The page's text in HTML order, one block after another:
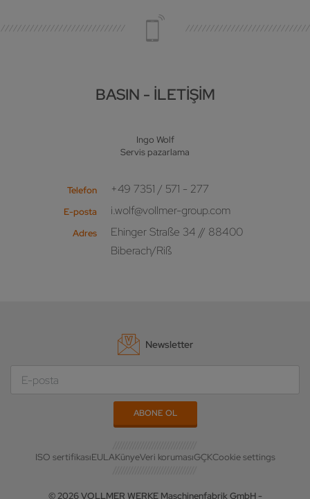
BASIN - İLETIŞIM
Ingo Wolf
Servis pazarlama
Telefon +49 7351 / 571 - 277
E-posta i.wolf@vollmer-group.com
Adres
Ehinger Straße 34 // 88400
Biberach/Riß
Newsletter
ISO sertifikasıEULAKünyeVeri korumasıGÇKCookie settings
© 2026 VOLLMER WERKE Maschinenfabrik GmbH -